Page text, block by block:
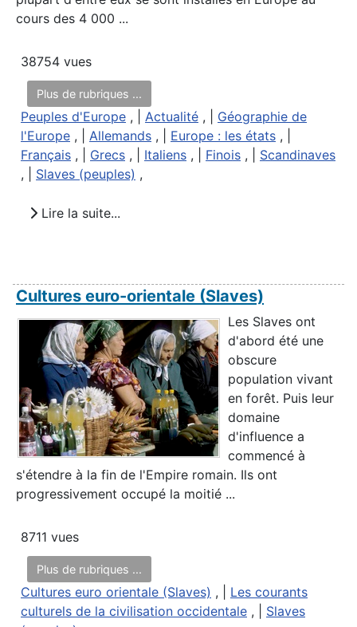
cours des 4 000 ...
38754 vues
Plus de rubriques ...
Peuples d'Europe , | Actualité , | Géographie de
l'Europe , | Allemands , | Europe : les états , |
Français , | Grecs , | Italiens , | Finois , | Scandinaves
, | Slaves (peuples) ,
Lire la suite...
Cultures euro-orientale (Slaves)
Les Slaves ont
d'abord été une
obscure
population vivant
en forêt. Puis leur
domaine
d'influence a
commencé à
s'étendre à la fin de l'Empire romain. Ils ont
progressivement occupé la moitié ...
8711 vues
Plus de rubriques ...
Cultures euro orientale (Slaves) , | Les courants
culturels de la civilisation occidentale , | Slaves